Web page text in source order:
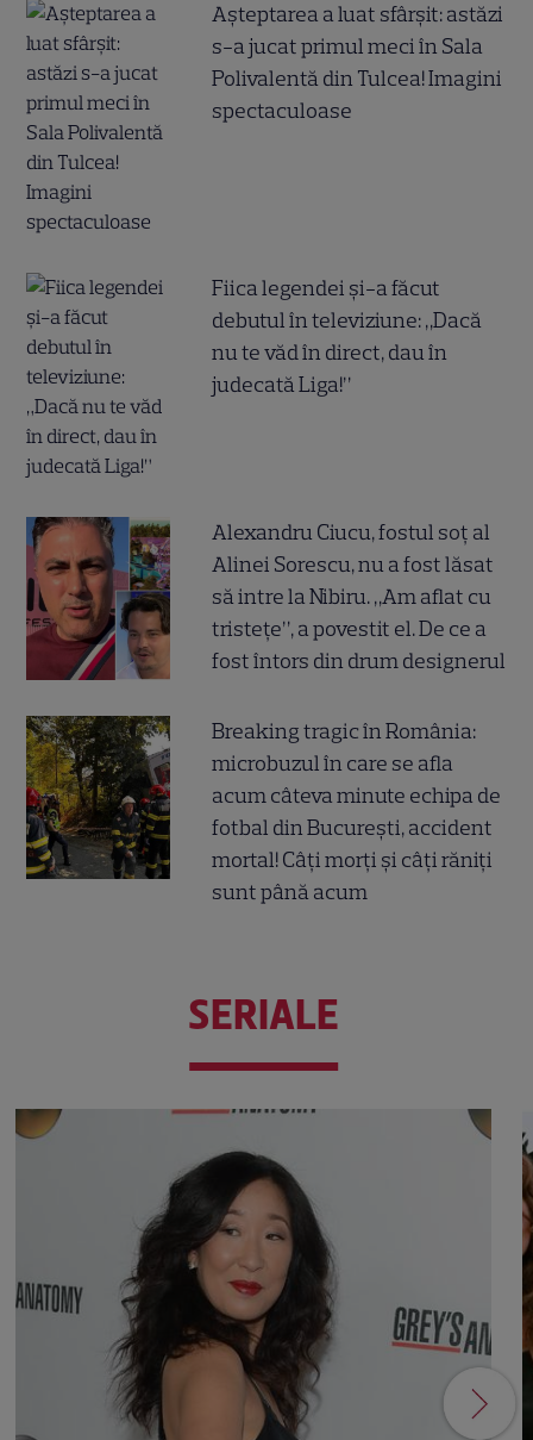
Așteptarea a luat sfârșit: astăzi
s-a jucat primul meci în Sala
Polivalentă din Tulcea! Imagini
spectaculoase
Fiica legendei și-a făcut
debutul în televiziune: „Dacă
nu te văd în direct, dau în
judecată Liga!”
Alexandru Ciucu, fostul soț al
Alinei Sorescu, nu a fost lăsat
să intre la Nibiru. „Am aflat cu
tristețe”, a povestit el. De ce a
fost întors din drum designerul
Breaking tragic în România:
microbuzul în care se afla
acum câteva minute echipa de
fotbal din București, accident
mortal! Câți morți și câți răniți
sunt până acum
SERIALE